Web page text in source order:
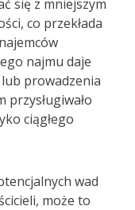
się z mniejszym
co przekłada
najmu daje
prowadzenia
przysługiwało
ciągłego
wad
może to